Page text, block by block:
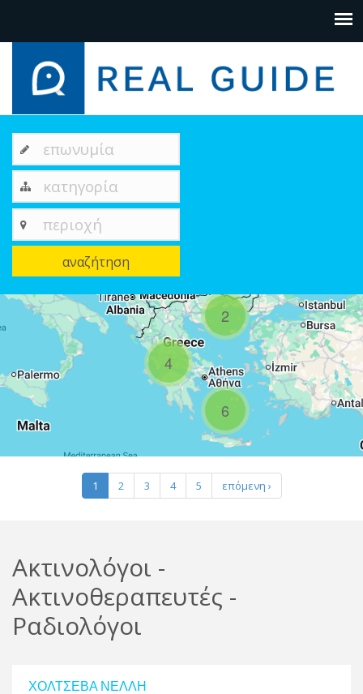
επωνυμία
κατηγορία
περιοχή
αναζήτηση
2
4
6
+
R
Leaflet
1 2 3 4 5 επόμενη ›
Ακτινολόγοι -
Ακτινοθεραπευτές -
Ραδιολόγοι
ΧΟΛΤΣΕΒΑ ΝΕΛΛΗ